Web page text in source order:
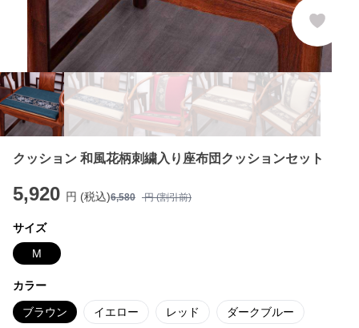
クッション 和風花柄刺繍入り座布団クッションセット
5,920 円 (税込)6,580 円 (割引前)
サイズ
M
カラー
ブラウン イエロー レッド ダークブルー